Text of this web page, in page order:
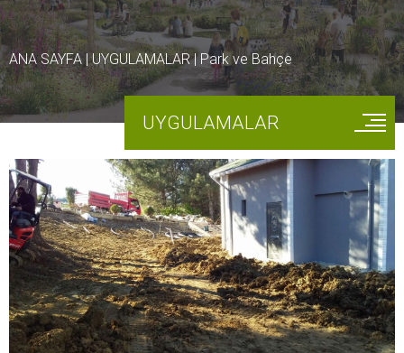
ANA SAYFA|UYGULAMALAR|Park ve Bahçe
UYGULAMALAR